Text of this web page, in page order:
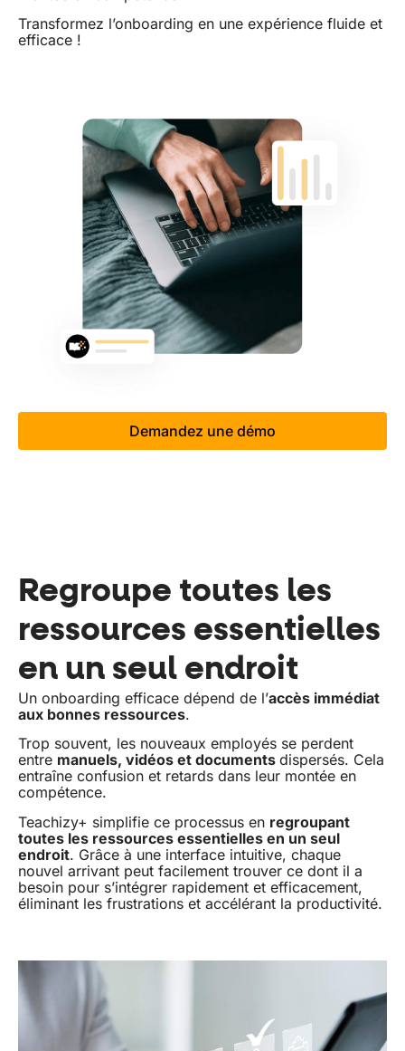
Transformez l’onboarding en une expérience fluide et
efficace !
Demandez une démo
Regroupe toutes les
ressources essentielles
en un seul endroit
Un onboarding efficace dépend de l’accès immédiat
aux bonnes ressources.
Trop souvent, les nouveaux employés se perdent
entre manuels, vidéos et documents dispersés. Cela
entraîne confusion et retards dans leur montée en
compétence.
Teachizy+ simplifie ce processus en regroupant
toutes les ressources essentielles en un seul
endroit. Grâce à une interface intuitive, chaque
nouvel arrivant peut facilement trouver ce dont il a
besoin pour s’intégrer rapidement et efficacement,
éliminant les frustrations et accélérant la productivité.